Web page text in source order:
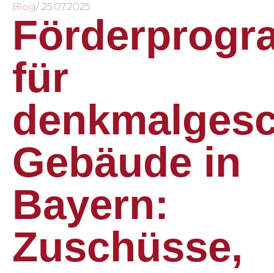
Blog/ 25.07.2025
für
Gebäude in
Bayern:
Zuschüsse,